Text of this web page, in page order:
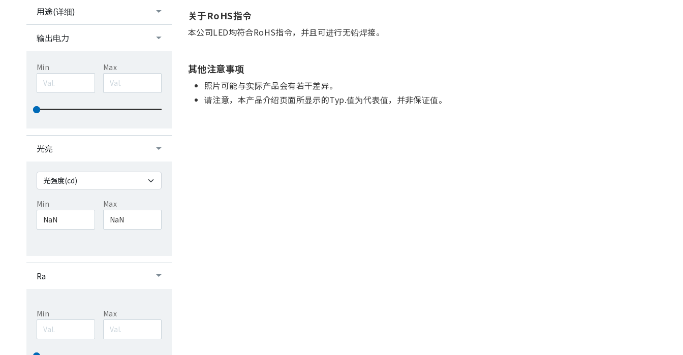
用途(详细)
输出电力
Min Max
光亮
Min Max
Ra
Min Max
关于RoHS指令
本公司LED均符合RoHS指令，并且可进行无铅焊接。
其他注意事项
照片可能与实际产品会有若干差异。
请注意，本产品介绍页面所显示的Typ.值为代表值，并非保证值。